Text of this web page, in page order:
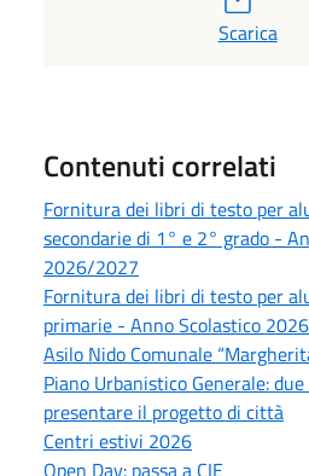
PDF
Scarica
Contenuti correlati
Fornitura dei libri di testo per
secondarie di 1° e 2° grado -
2026/2027
Fornitura dei libri di testo per
primarie - Anno Scolastico
Asilo Nido Comunale
Piano Urbanistico Generale:
presentare il progetto di città
Centri estivi 2026
Open Day: passa a CIE